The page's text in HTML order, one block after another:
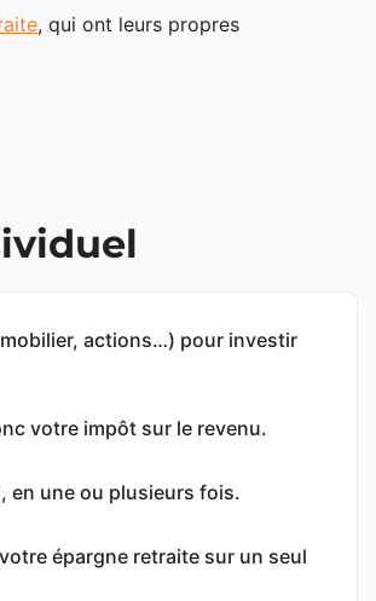
, qui ont leurs propres
actions…) pour investir
votre impôt sur le revenu.
en une ou plusieurs fois.
épargne retraite sur un seul